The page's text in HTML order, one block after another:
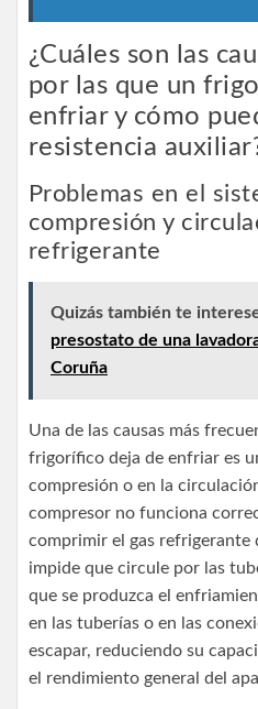
¿Cuáles son las
por las que un
enfriar y cómo
resistencia
Problemas en el
compresión y
refrigerante
Quizás también te
presostato de una
Coruña
Una de las causas más
frigorífico deja de enfriar es
compresión o en la
compresor no funciona
comprimir el gas refrigerante
impide que circule por las
que se produzca el
en las tuberías o en las
escapar, reduciendo su
el rendimiento general del